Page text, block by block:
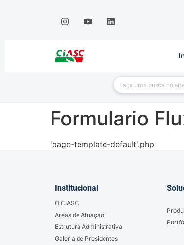
Formulario
'page-template-default'.php
Institucional
O CIASC
Áreas de Atuação
Estrutura Administrativa
Galeria de Presidentes